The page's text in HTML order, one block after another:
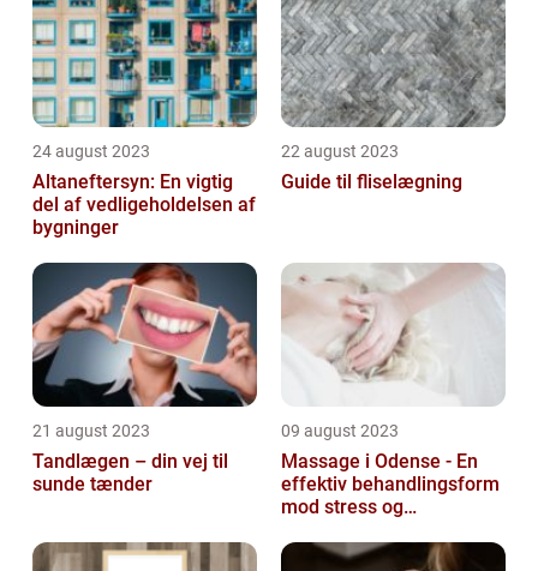
24 august 2023
Altaneftersyn: En vigtig
del af vedligeholdelsen af
bygninger
22 august 2023
Guide til fliselægning
21 august 2023
Tandlægen – din vej til
sunde tænder
09 august 2023
Massage i Odense - En
effektiv behandlingsform
mod stress og